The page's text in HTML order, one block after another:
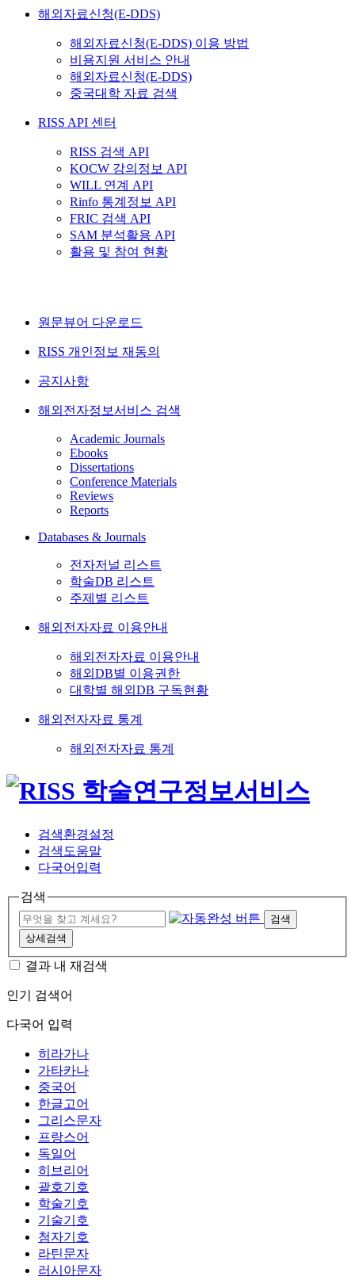
해외자료신청(E-DDS)
해외자료신청(E-DDS) 이용 방법
비용지원 서비스 안내
해외자료신청(E-DDS)
중국대학 자료 검색
RISS API 센터
RISS 검색 API
KOCW 강의정보 API
WILL 연계 API
Rinfo 통계정보 API
FRIC 검색 API
SAM 분석활용 API
활용 및 참여 현황
원문뷰어 다운로드
RISS 개인정보 재동의
공지사항
해외전자정보서비스 검색
Academic Journals
Ebooks
Dissertations
Conference Materials
Reviews
Reports
Databases & Journals
전자저널 리스트
학술DB 리스트
주제별 리스트
해외전자자료 이용안내
해외전자자료 이용안내
해외DB별 이용권한
대학별 해외DB 구독현황
해외전자자료 통계
해외전자자료 통계
검색환경설정
검색도움말
다국어입력
검색
검색
상세검색
결과 내 재검색
인기 검색어
다국어 입력
히라가나
가타카나
중국어
한글고어
그리스문자
프랑스어
독일어
히브리어
괄호기호
학술기호
기술기호
첨자기호
라틴문자
러시아문자